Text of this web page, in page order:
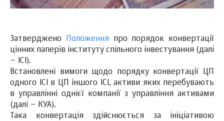
Затверджено Положенняпро порядок конвертації
цінних паперів інституту спільного інвестування (далі
– ІСІ).
Встановлені вимоги щодо порядку конвертації ЦП
одного ІСІ в ЦП іншого ІСІ, активи яких перебувають
в управлінні однієї компанії з управління активами
(далі – КУА).
Така конвертація здійснюється за ініціативою